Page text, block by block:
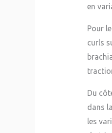
en
Pour
curls
Du
dans
les